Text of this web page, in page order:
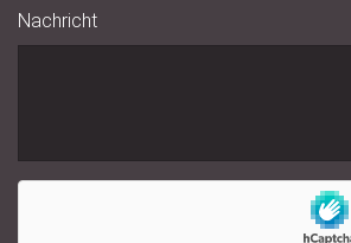
Nachricht